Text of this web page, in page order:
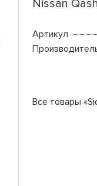
Nissan
Артикул
Все товары